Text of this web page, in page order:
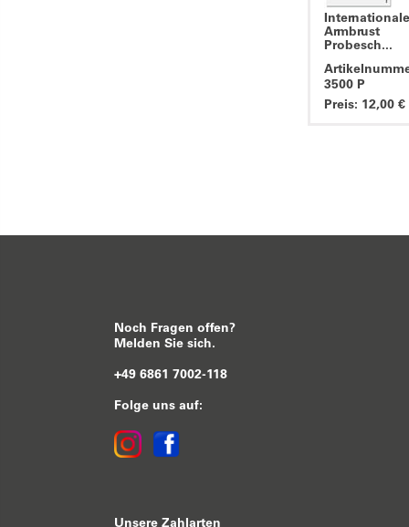
Internationale
Armbrust
Probesch...
3500 P
Preis: 12,00 €
Noch Fragen offen?
Melden Sie sich.
+49 6861 7002-118
Folge uns auf:
Unsere Zahlarten